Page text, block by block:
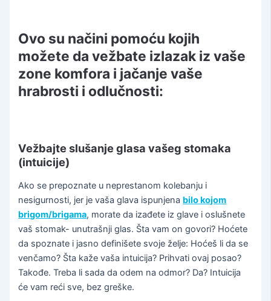
Ovo su načini pomoću kojih
možete da vežbate izlazak iz vaše
zone komfora i jačanje vaše
hrabrosti i odlučnosti:
Vežbajte slušanje glasa vašeg stomaka
(intuicije)
Ako se prepoznate u neprestanom kolebanju i
nesigurnosti, jer je vaša glava ispunjena bilo kojom
brigom/brigama, morate da izađete iz glave i oslušnete
vaš stomak- unutrašnji glas. Šta vam on govori? Hoćete
da spoznate i jasno definišete svoje želje: Hoćeš li da se
venčamo? Šta kaže vaša intuicija? Prihvati ovaj posao?
Takođe. Treba li sada da odem na odmor? Da? Intuicija
će vam reći sve, bez greške.